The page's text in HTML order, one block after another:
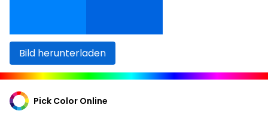
Bild herunterladen
Pick Color Online